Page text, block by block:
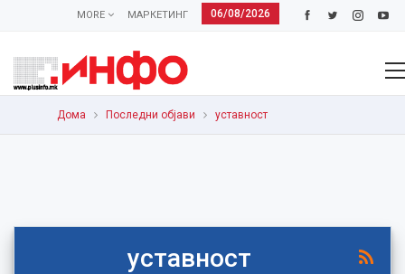
06/08/2026
МАРКЕТИНГ
MORE
Дома Последни објави уставност
уставност